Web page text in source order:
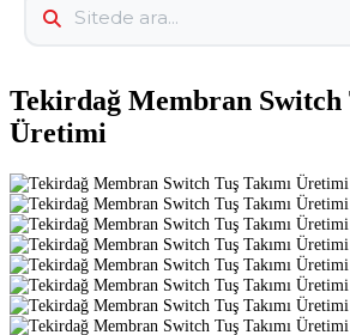
Tekirdağ Membran Switch
Üretimi